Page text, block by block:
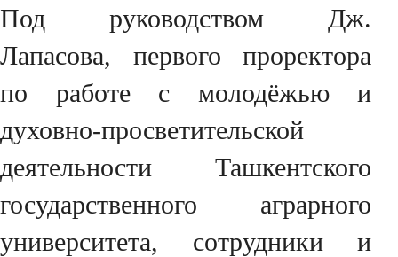
Под руководством Дж.
Лапасова, первого проректора
по работе с молодёжью и
духовно-просветительской
деятельности Ташкентского
государственного аграрного
университета, сотрудники и